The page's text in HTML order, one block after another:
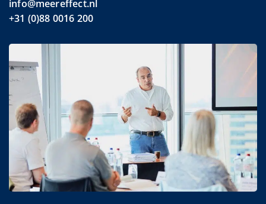
info@meereffect.nl
+31 (0)88 0016 200